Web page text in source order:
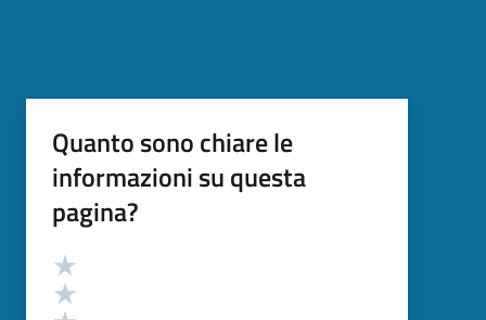
Quanto sono chiare le
informazioni su questa
pagina?
Valutazione